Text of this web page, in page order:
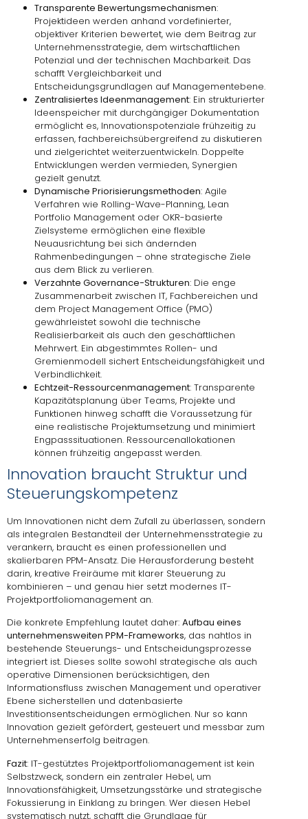
Transparente Bewertungsmechanismen:
Projektideen werden anhand vordefinierter,
objektiver Kriterien bewertet, wie dem Beitrag zur
Unternehmensstrategie, dem wirtschaftlichen
Potenzial und der technischen Machbarkeit. Das
schafft Vergleichbarkeit und
Entscheidungsgrundlagen auf Managementebene.
Zentralisiertes Ideenmanagement: Ein strukturierter
Ideenspeicher mit durchgängiger Dokumentation
ermöglicht es, Innovationspotenziale frühzeitig zu
erfassen, fachbereichsübergreifend zu diskutieren
und zielgerichtet weiterzuentwickeln. Doppelte
Entwicklungen werden vermieden, Synergien
gezielt genutzt.
Dynamische Priorisierungsmethoden: Agile
Verfahren wie Rolling-Wave-Planning, Lean
Portfolio Management oder OKR-basierte
Zielsysteme ermöglichen eine flexible
Neuausrichtung bei sich ändernden
Rahmenbedingungen – ohne strategische Ziele
aus dem Blick zu verlieren.
Verzahnte Governance-Strukturen: Die enge
Zusammenarbeit zwischen IT, Fachbereichen und
dem Project Management Office (PMO)
gewährleistet sowohl die technische
Realisierbarkeit als auch den geschäftlichen
Mehrwert. Ein abgestimmtes Rollen- und
Gremienmodell sichert Entscheidungsfähigkeit und
Verbindlichkeit.
Echtzeit-Ressourcenmanagement: Transparente
Kapazitätsplanung über Teams, Projekte und
Funktionen hinweg schafft die Voraussetzung für
eine realistische Projektumsetzung und minimiert
Engpasssituationen. Ressourcenallokationen
können frühzeitig angepasst werden.
Innovation braucht Struktur und
Steuerungskompetenz
Um Innovationen nicht dem Zufall zu überlassen, sondern
als integralen Bestandteil der Unternehmensstrategie zu
verankern, braucht es einen professionellen und
skalierbaren PPM-Ansatz. Die Herausforderung besteht
darin, kreative Freiräume mit klarer Steuerung zu
kombinieren – und genau hier setzt modernes IT-
Projektportfoliomanagement an.
Die konkrete Empfehlung lautet daher: Aufbau eines
unternehmensweiten PPM-Frameworks, das nahtlos in
bestehende Steuerungs- und Entscheidungsprozesse
integriert ist. Dieses sollte sowohl strategische als auch
operative Dimensionen berücksichtigen, den
Informationsfluss zwischen Management und operativer
Ebene sicherstellen und datenbasierte
Investitionsentscheidungen ermöglichen. Nur so kann
Innovation gezielt gefördert, gesteuert und messbar zum
Unternehmenserfolg beitragen.
Fazit: IT-gestütztes Projektportfoliomanagement ist kein
Selbstzweck, sondern ein zentraler Hebel, um
Innovationsfähigkeit, Umsetzungsstärke und strategische
Fokussierung in Einklang zu bringen. Wer diesen Hebel
systematisch nutzt, schafft die Grundlage für